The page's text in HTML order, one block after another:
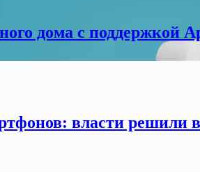
дома с поддержкой
власти решили